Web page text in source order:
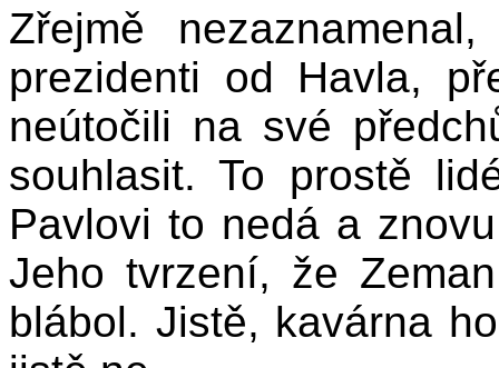
Zřejmě
prezidenti od Havla,
neútočili na své
souhlasit. To prostě
Pavlovi to nedá a
Jeho tvrzení, že
blábol. Jistě, kavárna